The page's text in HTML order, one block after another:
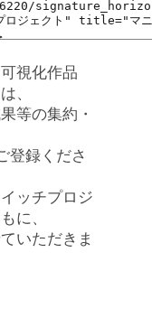
視化作品
、
等の集約・
登録くださ
ッチプロジ
に、
いただきま